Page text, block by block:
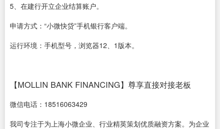
5、在建行开立企业结算账户。
申请方式：“小微快贷”手机银行客户端。
运行环境：手机型号，浏览器12、1版本。
【MOLLIN BANK FINANCING】尊享直接对接老板
微信电话：18516063429
我司专注于为上海小微企业、行业精英策划优质融资方案。为企业